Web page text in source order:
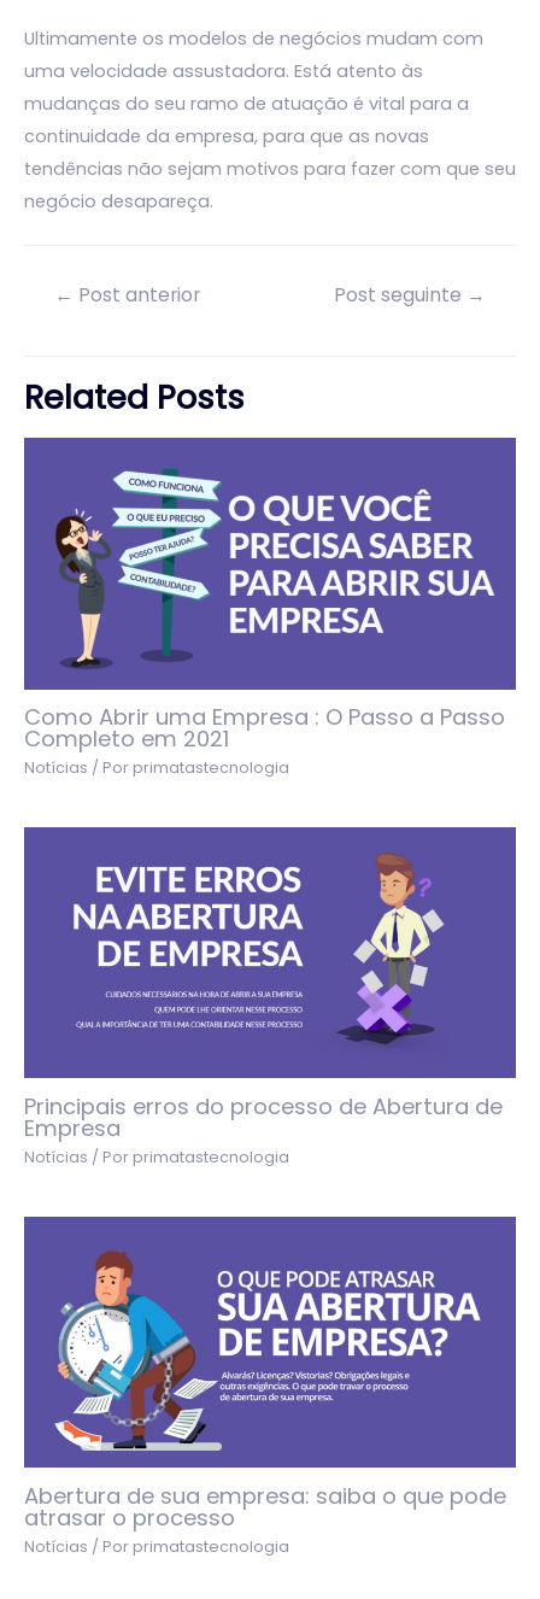
Ultimamente os modelos de negócios mudam com
uma velocidade assustadora. Está atento às
mudanças do seu ramo de atuação é vital para a
continuidade da empresa, para que as novas
tendências não sejam motivos para fazer com que seu
negócio desapareça.
Navegação
← Post anterior Post seguinte →
Related Posts
Como Abrir uma Empresa : O Passo a Passo
Completo em 2021
Notícias / Por primatastecnologia
Principais erros do processo de Abertura de
Empresa
Notícias / Por primatastecnologia
Abertura de sua empresa: saiba o que pode
atrasar o processo
Notícias / Por primatastecnologia